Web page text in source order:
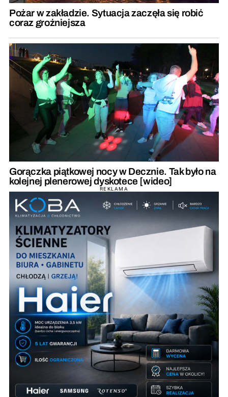
Pożar w zakładzie. Sytuacja zaczęła się robić
coraz groźniejsza
Gorączka piątkowej nocy w Decznie. Tak było na
kolejnej plenerowej dyskotece [wideo]
REKLAMA